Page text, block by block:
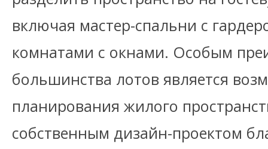
включая мастер-спальни с
комнатами с окнами. Особым
большинства лотов является
планирования жилого
собственным дизайн-проектом